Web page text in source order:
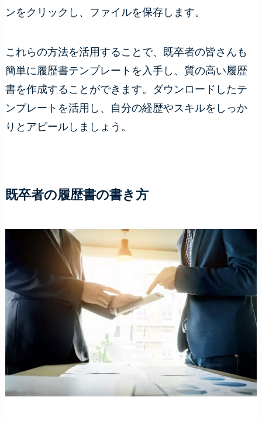
ンをクリックし、ファイルを保存します。
これらの方法を活用することで、既卒者の皆さんも
簡単に履歴書テンプレートを入手し、質の高い履歴
書を作成することができます。ダウンロードしたテ
ンプレートを活用し、自分の経歴やスキルをしっか
りとアピールしましょう。
既卒者の履歴書の書き方